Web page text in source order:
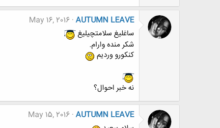
AUTUMN LEAVE
May 16, 2016
ساغلیغ سلامتچیلیغ
شکر منده وارام.
کنکورو وردیم
نه خبر احوال؟
AUTUMN LEAVE
May 15, 2016